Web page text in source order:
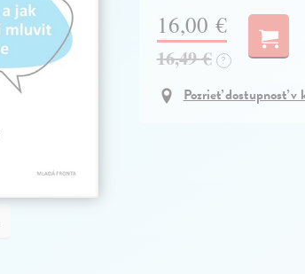
16,00 €
16,49 € ?
Pozrieť dostupnosť v